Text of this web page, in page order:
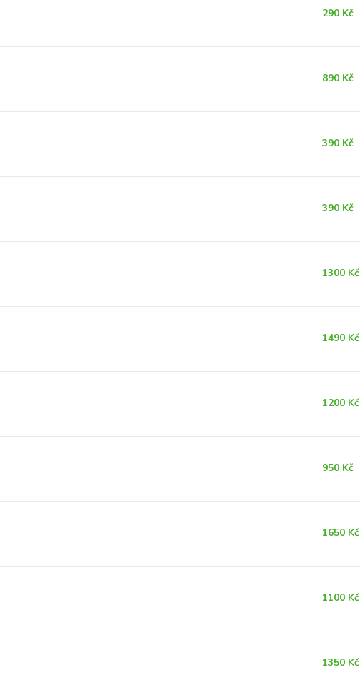
290 Kč
890 Kč
390 Kč
390 Kč
1300 Kč
1490 Kč
1200 Kč
950 Kč
1650 Kč
1100 Kč
1350 Kč